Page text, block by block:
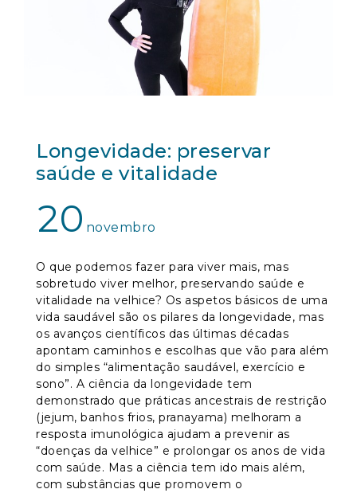
Longevidade: preservar
saúde e vitalidade
20novembro
O que podemos fazer para viver mais, mas
sobretudo viver melhor, preservando saúde e
vitalidade na velhice? Os aspetos básicos de uma
vida saudável são os pilares da longevidade, mas
os avanços científicos das últimas décadas
apontam caminhos e escolhas que vão para além
do simples “alimentação saudável, exercício e
sono”. A ciência da longevidade tem
demonstrado que práticas ancestrais de restrição
(jejum, banhos frios, pranayama) melhoram a
resposta imunológica ajudam a prevenir as
“doenças da velhice” e prolongar os anos de vida
com saúde. Mas a ciência tem ido mais além,
com substâncias que promovem o